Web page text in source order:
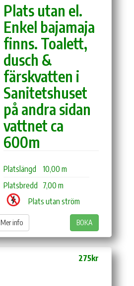
Plats utan el.
Enkel bajamaja
finns. Toalett,
dusch &
färskvatten i
Sanitetshuset
på andra sidan
vattnet ca
600m
Platslängd
10,00 m
Platsbredd 7,00 m
Plats utan ström
Mer info BOKA
275kr